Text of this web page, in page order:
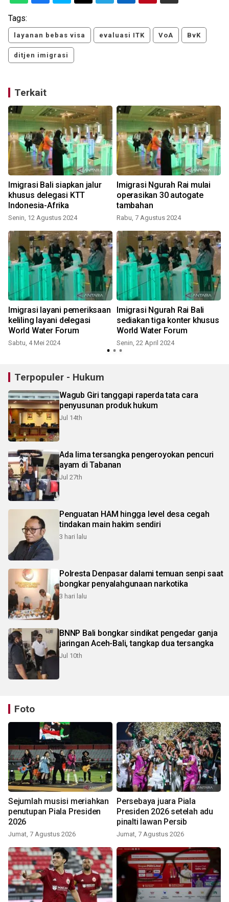
Tags:
layanan bebas visa evaluasi ITK VoA BvK
ditjen imigrasi
Terkait
Imigrasi Bali siapkan jalur
khusus delegasi KTT
Indonesia-Afrika
Senin, 12 Agustus 2024
Imigrasi Ngurah Rai mulai
operasikan 30 autogate
tambahan
Rabu, 7 Agustus 2024
Imigrasi layani pemeriksaan
keliling layani delegasi
World Water Forum
Sabtu, 4 Mei 2024
Imigrasi Ngurah Rai Bali
sediakan tiga konter khusus
World Water Forum
Senin, 22 April 2024
Terpopuler - Hukum
Wagub Giri tanggapi raperda tata cara
penyusunan produk hukum
Jul 14th
Ada lima tersangka pengeroyokan pencuri
ayam di Tabanan
Jul 27th
Penguatan HAM hingga level desa cegah
tindakan main hakim sendiri
3 hari lalu
Polresta Denpasar dalami temuan senpi saat
bongkar penyalahgunaan narkotika
3 hari lalu
BNNP Bali bongkar sindikat pengedar ganja
jaringan Aceh-Bali, tangkap dua tersangka
Jul 10th
Foto
Sejumlah musisi meriahkan
penutupan Piala Presiden
2026
Jumat, 7 Agustus 2026
Persebaya juara Piala
Presiden 2026 setelah adu
pinalti lawan Persib
Jumat, 7 Agustus 2026